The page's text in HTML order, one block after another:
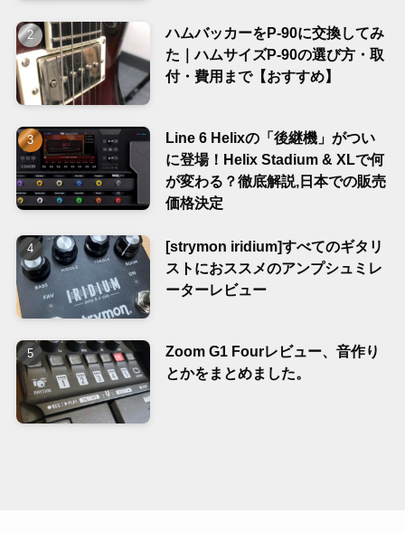
ハムバッカーをP-90に交換してみ
た｜ハムサイズP-90の選び方・取
付・費用まで【おすすめ】
Line 6 Helixの「後継機」がつい
に登場！Helix Stadium & XLで何
が変わる？徹底解説,日本での販売
価格決定
[strymon iridium]すべてのギタリ
ストにおススメのアンプシュミレ
ーターレビュー
Zoom G1 Fourレビュー、音作り
とかをまとめました。